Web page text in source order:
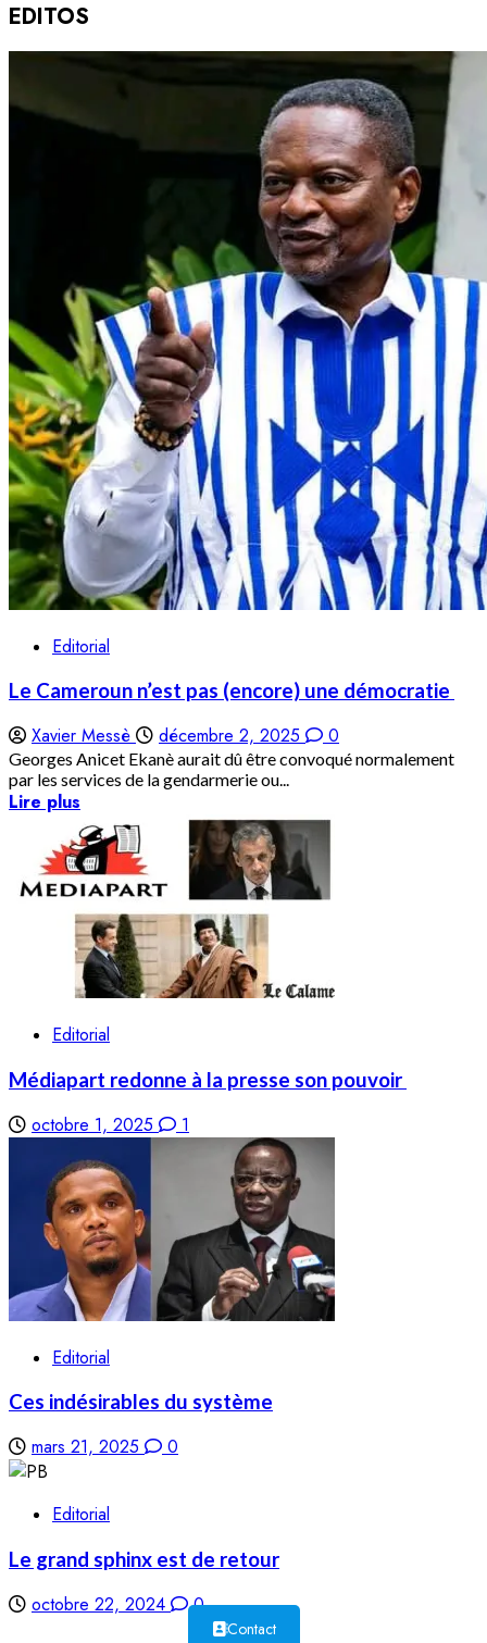
EDITOS
Editorial
Le Cameroun n’est pas (encore) une démocratie
Xavier Messè décembre 2, 2025 0
Georges Anicet Ekanè aurait dû être convoqué normalement
par les services de la gendarmerie ou...
Lire plus
Editorial
Médiapart redonne à la presse son pouvoir
octobre 1, 2025 1
Editorial
Ces indésirables du système
mars 21, 2025 0
Editorial
Le grand sphinx est de retour
octobre 22, 2024 0
Contact